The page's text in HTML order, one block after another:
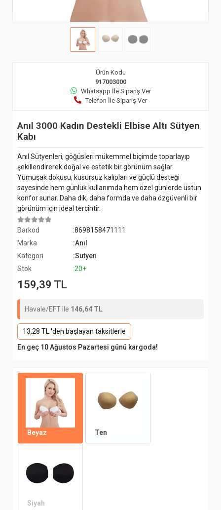
Ürün Kodu
917003000
Whatsapp İle Sipariş Ver
Telefon İle Sipariş Ver
Anıl 3000 Kadın Destekli Elbise Altı Sütyen
Kabı
Anıl Sütyenleri, göğüsleri mükemmel biçimde toparlayıp
şekillendirerek doğal ve estetik bir görünüm sağlar.
Yumuşak dokusu, kusursuz kalıpları ve güçlü desteği
sayesinde hem günlük kullanımda hem özel günlerde üstün
konfor sunar. Daha dik, daha formda ve daha özgüvenli bir
görünüm için ideal tercihtir.
Barkod
:8698158471111
Marka
:Anıl
Kategori
:Sutyen
Stok
:20+
159,39 TL
Havale/EFT ile 146,64 TL
13,28 TL 'den başlayan taksitlerle
En geç 10 Ağustos Pazartesi günü kargoda!
Beyaz Ten
Siyah